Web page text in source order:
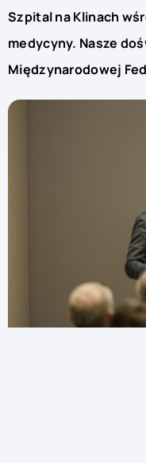
Szpital na Klinach
medycyny. Nasze
Międzynarodowej